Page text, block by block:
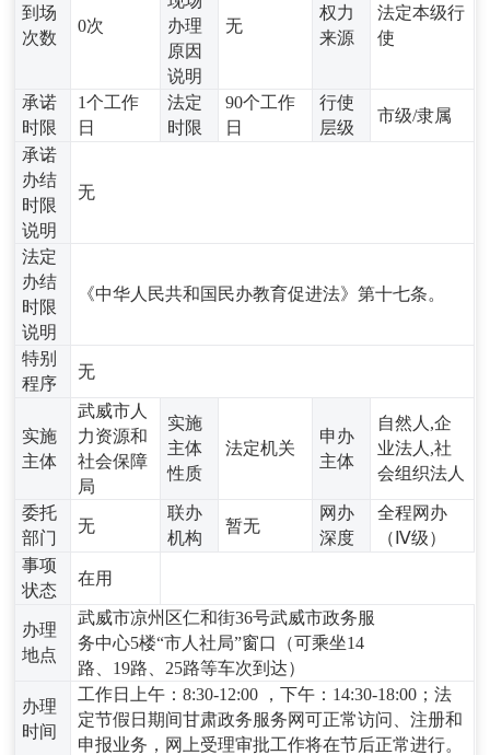
到场
次数
0次
办理
原因
说明
无
权力
来源
法定本级行
使
承诺
时限
1个工作
日
法定
时限
90个工作
日
行使
层级
市级/隶属
承诺
办结
时限
说明
无
法定
办结
时限
说明
《中华人民共和国民办教育促进法》第十七条。
特别
程序
无
实施
主体
武威市人
力资源和
社会保障
局
实施
主体
性质
法定机关
申办
主体
自然人,企
业法人,社
会组织法人
委托
部门
无
联办
机构
暂无
网办
深度
全程网办
（Ⅳ级）
事项
状态
在用
办理
地点
武威市凉州区仁和街36号武威市政务服
务中心5楼“市人社局”窗口（可乘坐14
路、19路、25路等车次到达）
办理
时间
工作日上午：8:30-12:00 ，下午：14:30-18:00；法
定节假日期间甘肃政务服务网可正常访问、注册和
申报业务，网上受理审批工作将在节后正常进行。